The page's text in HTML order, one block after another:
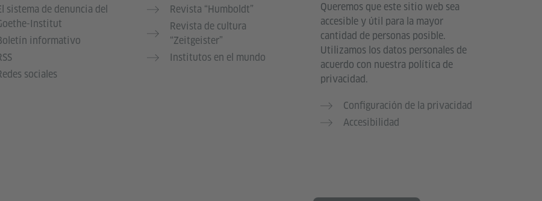
sistema de denuncia del
Institut
informativo
sociales
Revista “Humboldt”
Revista de cultura
“Zeitgeister”
Institutos en el mundo
Queremos que este sitio web sea
accesible y útil para la mayor
cantidad de personas posible.
Utilizamos los datos personales de
acuerdo con nuestra política de
privacidad.
Configuración de la privacidad
Accesibilidad